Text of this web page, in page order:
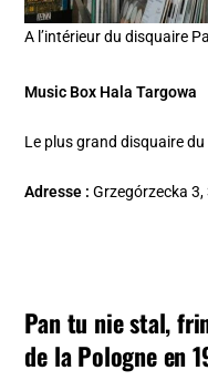
A l’intérieur du disquaire
Music Box Hala Targowa
Le plus grand disquaire
Adresse : Grzegórzecka
Pan tu nie stal,
de la Pologne en